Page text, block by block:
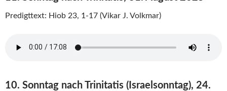
Predigttext: Hiob 23, 1-17 (Vikar J. Volkmar)
10. Sonntag nach Trinitatis (Israelsonntag), 24.